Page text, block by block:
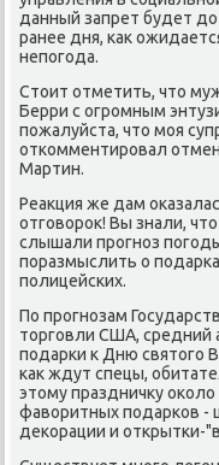
данный запрет будет
ранее дня, как
непогода.
Стоит отметить, что
Берри с огромным
пожалуйста, что моя
откомментировал
Мартин.
Реакция же дам
отговорок! Вы знали,
слышали прогноз
поразмыслить о
полицейских.
По прогнозам
торговли США, средний
подарки к Дню святого
как ждут спецы,
этому праздничку
фаворитных подарков -
декорации и открытки-